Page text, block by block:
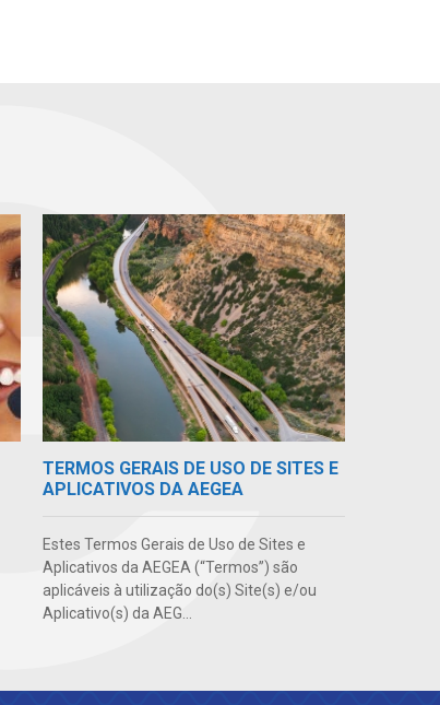
TERMOS GERAIS DE USO DE SITES E
APLICATIVOS DA AEGEA
Estes Termos Gerais de Uso de Sites e
Aplicativos da AEGEA (“Termos”) são
aplicáveis à utilização do(s) Site(s) e/ou
Aplicativo(s) da AEG...